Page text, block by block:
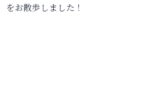
をお散歩しました！